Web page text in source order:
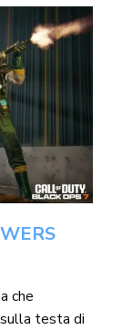
che
testa di